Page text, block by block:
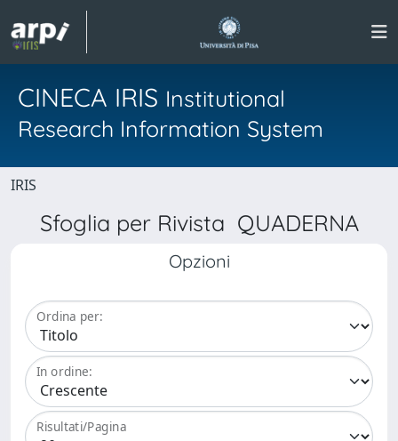
CINECA IRIS Institutional
Research Information System
IRIS
Sfoglia per Rivista QUADERNA
Opzioni
Ordina per:
In ordine:
Risultati/Pagina